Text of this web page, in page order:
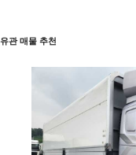
유관 매물 추천